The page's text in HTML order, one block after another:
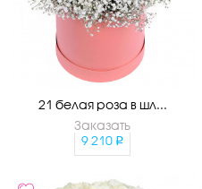
21 белая роза в шл...
Заказать
9 210